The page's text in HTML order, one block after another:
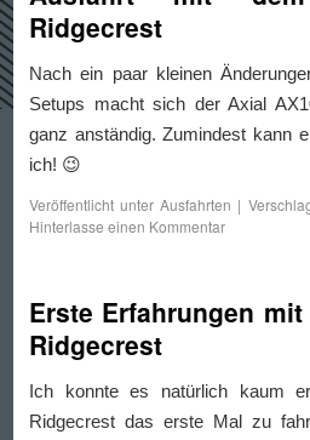
Ridgecrest
Nach ein paar kleinen
Setups macht sich der Axial
ganz anständig. Zumindest kann
ich! 😉
Veröffentlicht unter Ausfahrten |
Hinterlasse einen Kommentar
Erste Erfahrungen
Ridgecrest
Ich konnte es natürlich kaum
Ridgecrest das erste Mal zu